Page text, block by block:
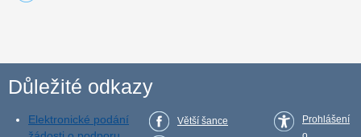
Důležité odkazy
Elektronické podání
Větší šance
Prohlášení